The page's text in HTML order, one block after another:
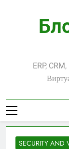
ERP,
SECURITY AND